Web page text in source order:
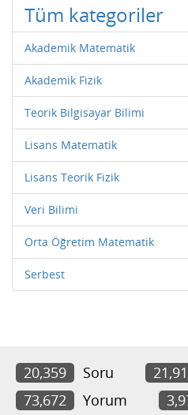
Tüm kategoriler
Akademik Matematik
Akademik Fizik
Teorik Bilgisayar Bilimi
Lisans Matematik
Lisans Teorik Fizik
Veri Bilimi
Orta Öğretim Matematik
Serbest
20,359 Soru
73,672
Yorum